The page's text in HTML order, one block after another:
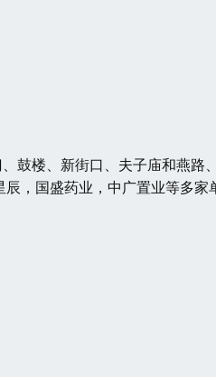
鼓楼、新街口、夫子庙和燕路
，国盛药业，中广置业等多家